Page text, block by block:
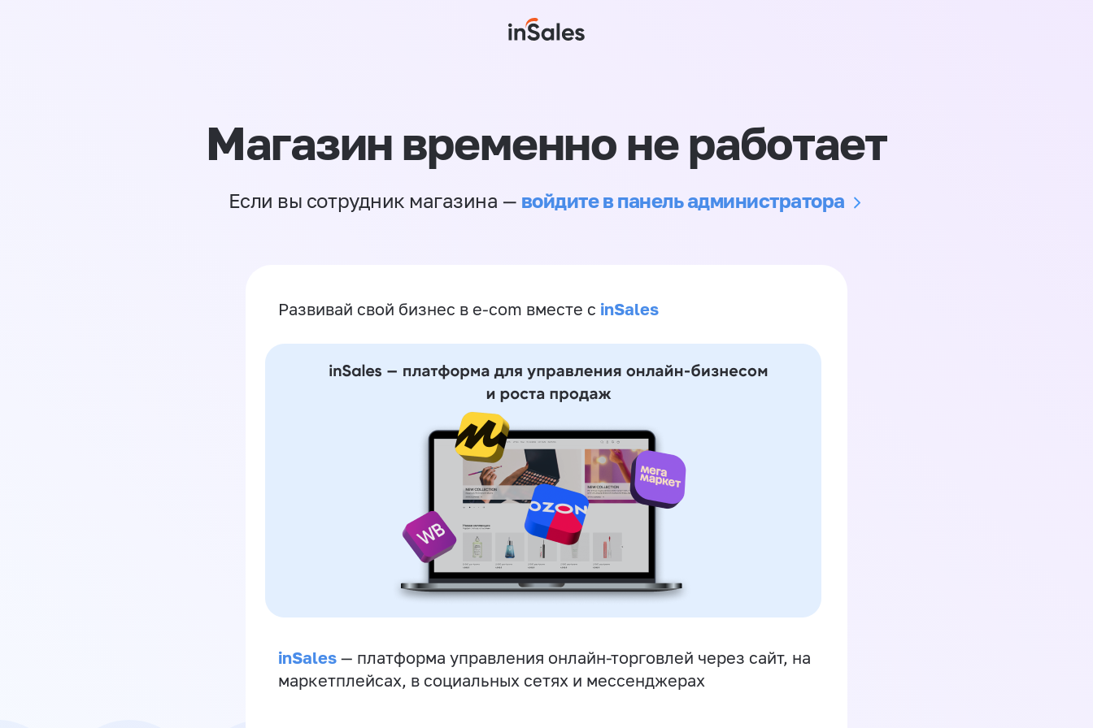
Магазин временно не работает
Если вы сотрудник магазина — войдите в панель администратора
Развивай свой бизнес в e-com вместе с inSales
inSales — платформа управления онлайн-торговлей через сайт, на
маркетплейсах, в социальных сетях и мессенджерах